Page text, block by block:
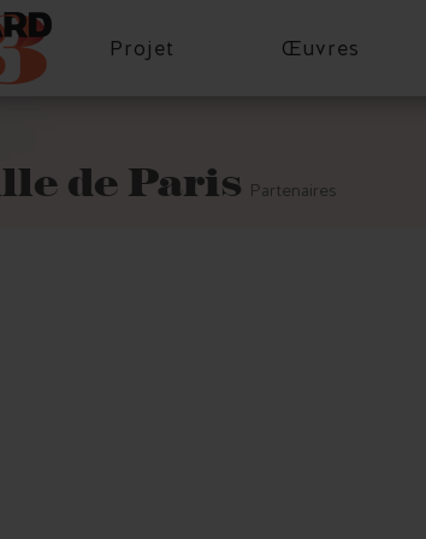
Projet Œuvres
de Paris Partenaires